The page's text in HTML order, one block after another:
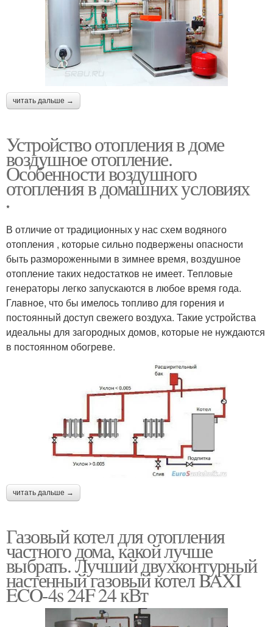
читать дальше →
Устройство отопления в доме
воздушное отопление.
Особенности воздушного
отопления в домашних условиях
*
В отличие от традиционных у нас схем водяного
отопления , которые сильно подвержены опасности
быть размороженными в зимнее время, воздушное
отопление таких недостатков не имеет. Тепловые
генераторы легко запускаются в любое время года.
Главное, что бы имелось топливо для горения и
постоянный доступ свежего воздуха. Такие устройства
идеальны для загородных домов, которые не нуждаются
в постоянном обогреве.
читать дальше →
Газовый котел для отопления
частного дома, какой лучше
выбрать. Лучший двухконтурный
настенный газовый котел BAXI
ECO-4s 24F 24 кВт